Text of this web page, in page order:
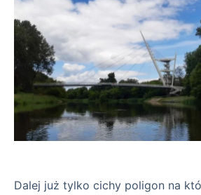
Dalej już tylko cichy poligon na